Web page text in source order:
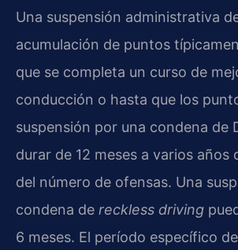
Una suspensión administrativa
acumulación de puntos
que se completa un curso de
conducción o hasta que los
suspensión por una condena de
durar de 12 meses a varios años
del número de ofensas. Una
condena de reckless driving
6 meses. El período específico